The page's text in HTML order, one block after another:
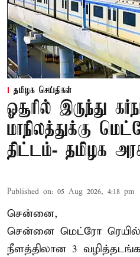
தமிழக செய்திகள்
ஓசூரில் இருந்து
மாநிலத்துக்கு
திட்டம்- தமிழக
Published on: 05 Aug 2026, 4:18 pm
சென்னை,
சென்னை மெட்ரோ ரெயில்
நீளத்திலான 3